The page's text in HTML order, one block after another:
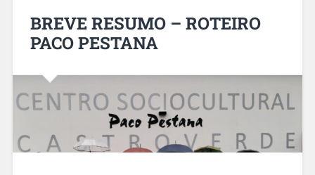
BREVE RESUMO – ROTEIRO
PACO PESTANA